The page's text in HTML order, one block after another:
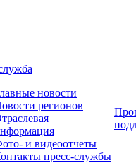
новости
регионов
и видеоотчеты
пресс-службы